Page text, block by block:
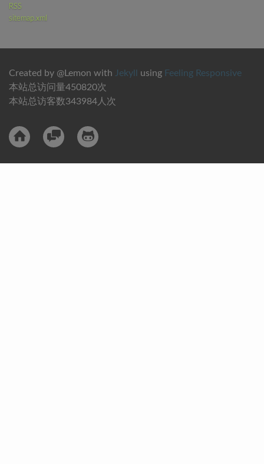
RSS
sitemap.xml
Created by @Lemon with Jekyll using Feeling Responsive
本站总访问量450820次
本站总访客数343984人次